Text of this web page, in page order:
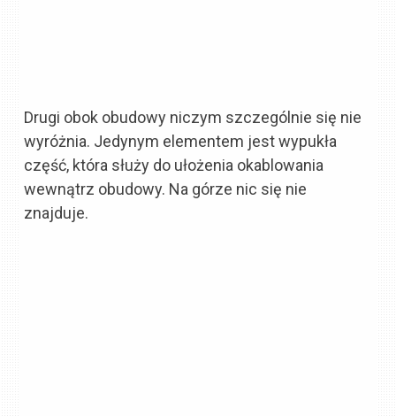
Drugi obok obudowy niczym szczególnie się nie
wyróżnia. Jedynym elementem jest wypukła
część, która służy do ułożenia okablowania
wewnątrz obudowy. Na górze nic się nie
znajduje.